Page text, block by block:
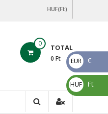
HUF(Ft)
0 TOTAL
0 Ft
EUR
€
€
HUF
Ft
Ft